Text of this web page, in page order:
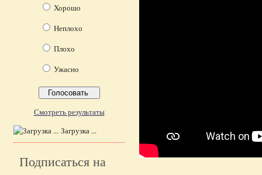
Хорошо
Неплохо
Плохо
Ужасно
Смотреть результаты
Загрузка ...
Подписаться на